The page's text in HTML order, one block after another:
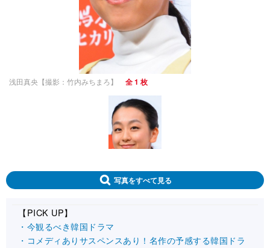
浅田真央【撮影：竹内みちまろ】 全 1 枚
写真をすべて見る
【PICK UP】
・今観るべき韓国ドラマ
・コメディありサスペンスあり！名作の予感する韓国ドラ